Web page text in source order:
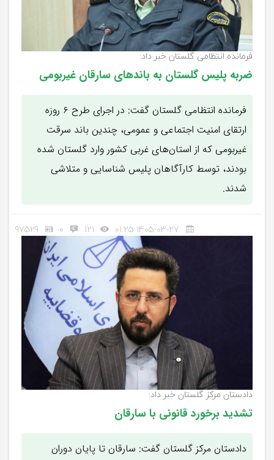
فرمانده انتظامی گلستان خبر داد:
ضربه پلیس گلستان به باندهای سارقان غیربومی
فرمانده انتظامی گلستان گفت: در اجرای طرح ۶ روزه
ارتقای امنیت اجتماعی و عمومی، چندین باند سرقت
غیربومی که از استان‌های غربی کشور وارد گلستان شده
بودند، توسط کارآگاهان پلیس شناسایی و متلاشی
شدند.
1405-03-27 01:25
121
0
97529
دادستان مرکز گلستان خبر داد:
تشدید برخورد قانونی با سارقان
دادستان مرکز گلستان گفت: سارقان تا پایان دوران